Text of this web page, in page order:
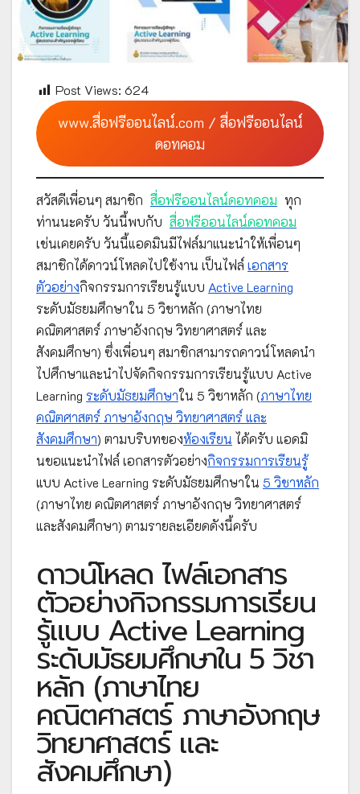
Post Views: 624
www.สื่อฟรีออนไลน์.com / สื่อฟรีออนไลน์
ดอทคอม
สวัสดีเพื่อนๆ สมาชิก สื่อฟรีออนไลน์ดอทคอม ทุก
ท่านนะครับ วันนี้พบกับ สื่อฟรีออนไลน์ดอทคอม
เช่นเคยครับ วันนี้แอดมินมีไฟล์มาแนะนำให้เพื่อนๆ
สมาชิกได้ดาวน์โหลดไปใช้งาน เป็นไฟล์ เอกสาร
ตัวอย่างกิจกรรมการเรียนรู้แบบ Active Learning
ระดับมัธยมศึกษาใน 5 วิชาหลัก (ภาษาไทย
คณิตศาสตร์ ภาษาอังกฤษ วิทยาศาสตร์ และ
สังคมศึกษา) ซึ่งเพื่อนๆ สมาชิกสามารถดาวน์โหลดนำ
ไปศึกษาและนำไปจัดกิจกรรมการเรียนรู้แบบ Active
Learning ระดับมัธยมศึกษาใน 5 วิชาหลัก (ภาษาไทย
คณิตศาสตร์ ภาษาอังกฤษ วิทยาศาสตร์ และ
สังคมศึกษา) ตามบริบทของห้องเรียน ได้ครับ แอดมิ
นขอแนะนำไฟล์ เอกสารตัวอย่างกิจกรรมการเรียนรู้
แบบ Active Learning ระดับมัธยมศึกษาใน 5 วิชาหลัก
(ภาษาไทย คณิตศาสตร์ ภาษาอังกฤษ วิทยาศาสตร์
และสังคมศึกษา) ตามรายละเอียดดังนี้ครับ
ดาวน์โหลด ไฟล์เอกสาร
ตัวอย่างกิจกรรมการเรียน
รู้แบบ Active Learning
ระดับมัธยมศึกษาใน 5 วิชา
หลัก (ภาษาไทย
คณิตศาสตร์ ภาษาอังกฤษ
วิทยาศาสตร์ และ
สังคมศึกษา)